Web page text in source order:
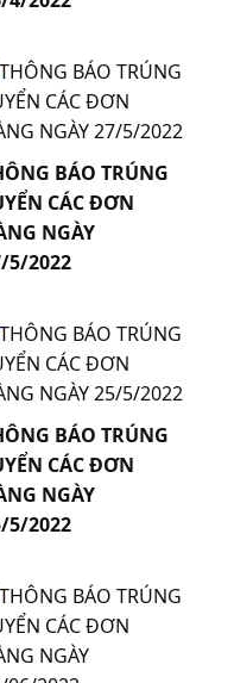
BÁO TRÚNG
CÁC ĐƠN
NGÀY
5/2022
BÁO TRÚNG
CÁC ĐƠN
NGÀY
5/2022